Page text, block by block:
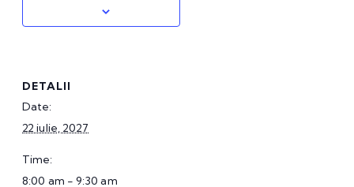
DETALII
Date:
22 iulie, 2027
Time:
8:00 am - 9:30 am